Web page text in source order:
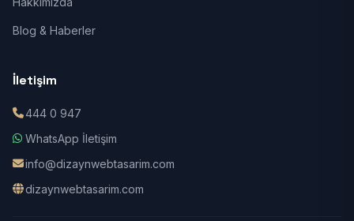
Blog & Haberler
İletişim
444 0 947
WhatsApp İletişim
info@dizaynwebtasarim.com
dizaynwebtasarim.com